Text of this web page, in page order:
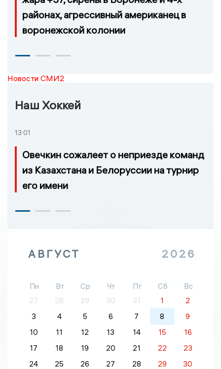
районах, агрессивный американец в
воронежской колонии
Новости СМИ2
Наш Хоккей
13:01
Овечкин сожалеет о неприезде команд
из Казахстана и Белоруссии на турнир
его имени
АВГУСТ 2026
Пн Вт Ср Чт Пт Сб
Вс
27
28 29 30 31 1
2
3
4 5 6 7 8
9
10
11 12 13 14 15
16
17
18 19 20 21 22
23
24
25 26 27 28 29 30